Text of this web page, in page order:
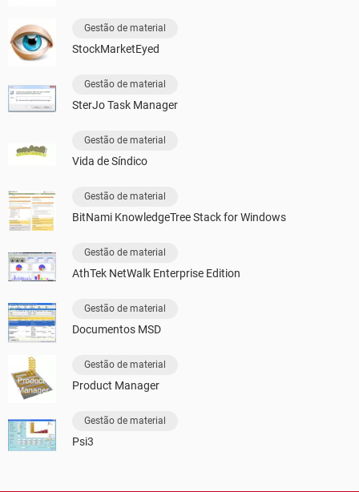
Gestão de material
StockMarketEyed
Gestão de material
SterJo Task Manager
Gestão de material
Vida de Síndico
Gestão de material
BitNami KnowledgeTree Stack for Windows
Gestão de material
AthTek NetWalk Enterprise Edition
Gestão de material
Documentos MSD
Gestão de material
Product Manager
Gestão de material
Psi3